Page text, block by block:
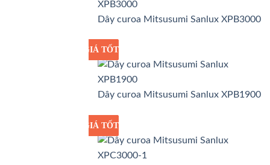
Dây curoa Mitsusumi Sanlux XPB3000
GIÁ SỈ
GIÁ TỐT
Dây curoa Mitsusumi Sanlux XPB1900
GIÁ SỈ
GIÁ TỐT